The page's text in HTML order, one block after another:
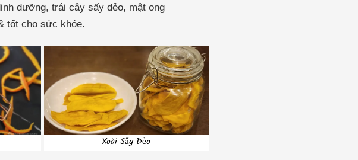
dưỡng, trái cây sấy dẻo, mật ong
tốt cho sức khỏe.
Xoài Sấy Dẻo